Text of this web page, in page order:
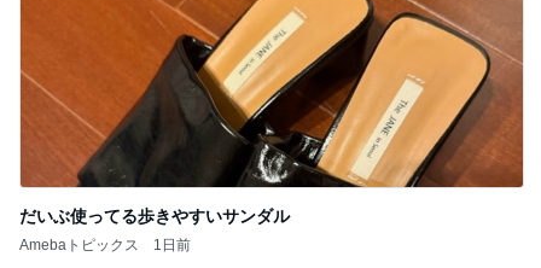
だいぶ使ってる歩きやすいサンダル
Amebaトピックス 1日前